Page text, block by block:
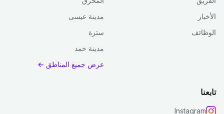
الأخبار
الوظائف
مدينة عيسى
سترة
مدينة حمد
عرض جميع المناطق ←
تابعنا
Instagram